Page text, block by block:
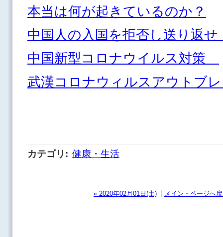
本当は何が起きているのか？
中国人の入国を拒否し送り返せ
中国新型コロナウイルス対策
武漢コロナウィルスアウトブ
カテゴリ : 健康・生活
« 2020年02月01日(土) メイン・ページへ